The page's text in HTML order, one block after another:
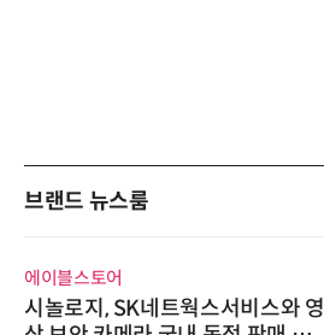
브랜드 뉴스룸
에이블스토어
시놀로지, SK네트웍스서비스와 영